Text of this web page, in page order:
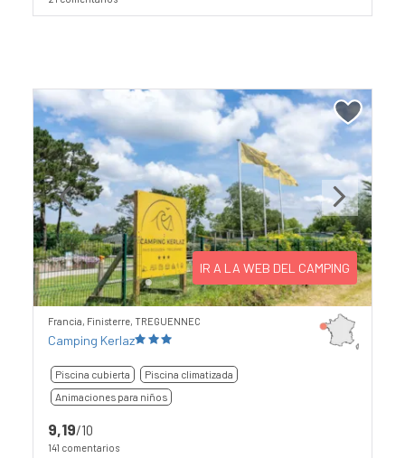
Previous Next
IR A LA WEB DEL CAMPING
Francia, Finisterre, TREGUENNEC
Camping Kerlaz
Piscina cubierta
Piscina climatizada
Animaciones para niños
9,19/10
141 comentarios